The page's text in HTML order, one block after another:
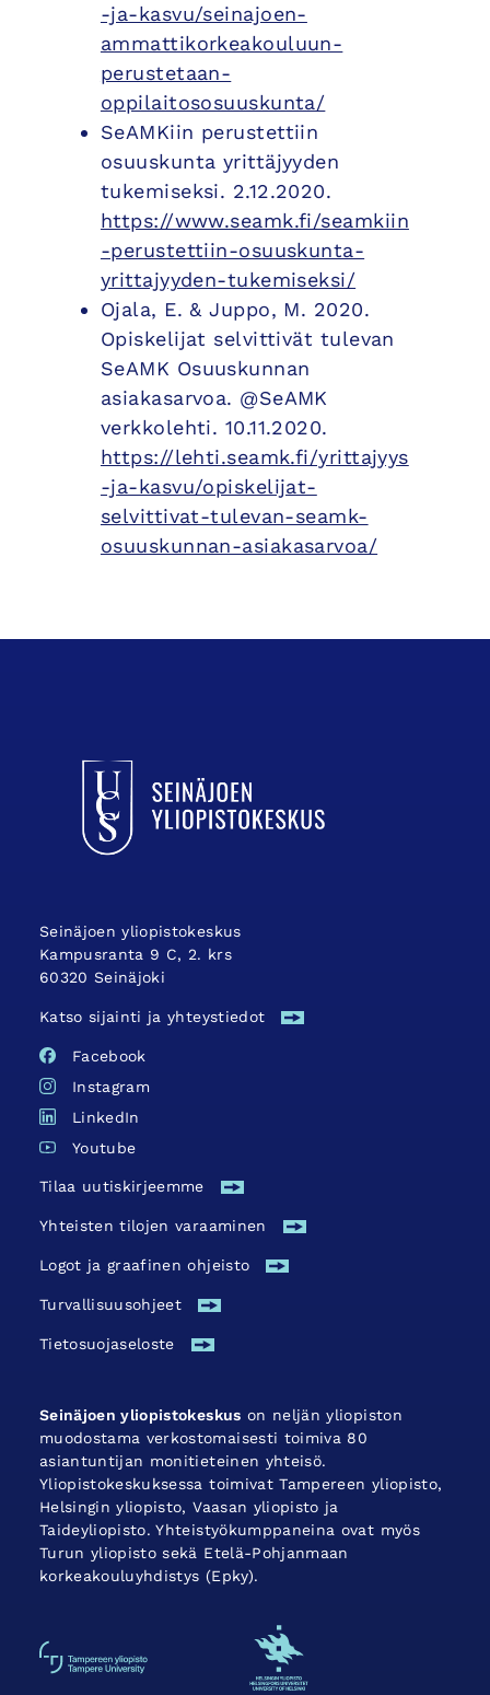
-ja-kasvu/seinajoen-
ammattikorkeakouluun-
perustetaan-
oppilaitososuuskunta/
SeAMKiin perustettiin
osuuskunta yrittäjyyden
tukemiseksi. 2.12.2020.
https://www.seamk.fi/seamkiin
-perustettiin-osuuskunta-
yrittajyyden-tukemiseksi/
Ojala, E. & Juppo, M. 2020.
Opiskelijat selvittivät tulevan
SeAMK Osuuskunnan
asiakasarvoa. @SeAMK
verkkolehti. 10.11.2020.
https://lehti.seamk.fi/yrittajyys
-ja-kasvu/opiskelijat-
selvittivat-tulevan-seamk-
osuuskunnan-asiakasarvoa/
Seinäjoen yliopistokeskus
Kampusranta 9 C, 2. krs
60320 Seinäjoki
Katso sijainti ja yhteystiedot
Facebook
Instagram
LinkedIn
Youtube
Tilaa uutiskirjeemme
Yhteisten tilojen varaaminen
Logot ja graafinen ohjeisto
Turvallisuus­ohjeet
Tietosuojaseloste
Seinäjoen yliopistokeskus on neljän yliopiston
muodostama verkostomaisesti toimiva 80
asiantuntijan monitieteinen yhteisö.
Yliopistokeskuksessa toimivat Tampereen yliopisto,
Helsingin yliopisto, Vaasan yliopisto ja
Taideyliopisto. Yhteistyökumppaneina ovat myös
Turun yliopisto sekä Etelä-Pohjanmaan
korkeakouluyhdistys (Epky).